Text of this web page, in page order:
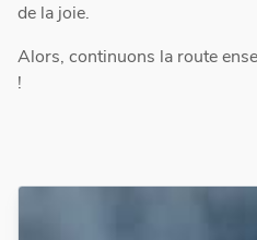
de la joie.
Alors, continuons la route
!